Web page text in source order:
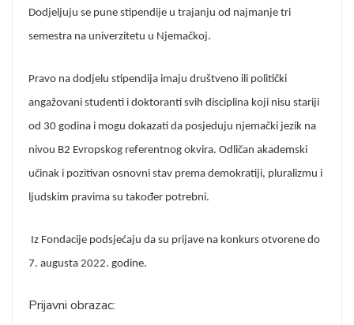
Dodjeljuju se pune stipendije u trajanju od najmanje tri
semestra na univerzitetu u Njemačkoj.
Pravo na dodjelu stipendija imaju društveno ili politički
angažovani studenti i doktoranti svih disciplina koji nisu stariji
od 30 godina i mogu dokazati da posjeduju njemački jezik na
nivou B2 Evropskog referentnog okvira. Odličan akademski
učinak i pozitivan osnovni stav prema demokratiji, pluralizmu i
ljudskim pravima su također potrebni.
Iz Fondacije podsjećaju da su prijave na konkurs otvorene do
7. augusta 2022. godine.
Prijavni obrazac: